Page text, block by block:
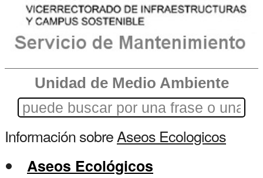
Unidad de Medio Ambiente
Información sobreAseos Ecologicos
Aseos Ecológicos